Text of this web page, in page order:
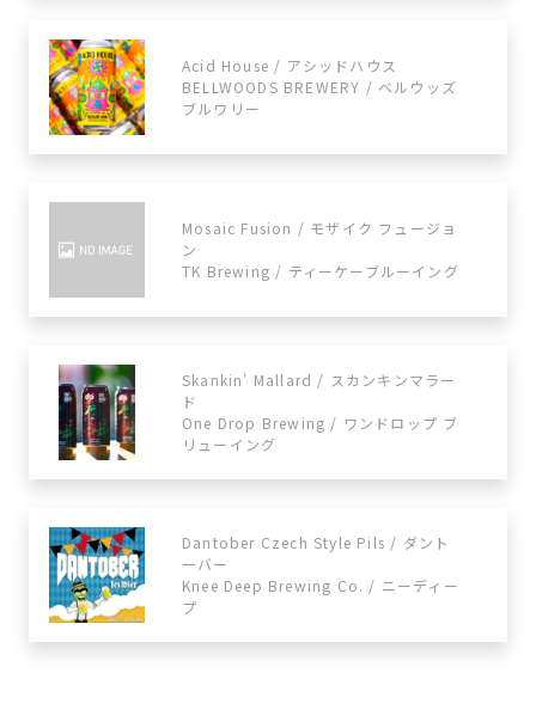
Acid House / アシッドハウス
BELLWOODS BREWERY / ベルウッズ
ブルワリー
Mosaic Fusion / モザイク フュージョ
ン
TK Brewing / ティーケーブルーイング
Skankin' Mallard / スカンキンマラー
ド
One Drop Brewing / ワンドロップ ブ
リューイング
Dantober Czech Style Pils / ダント
ーバー
Knee Deep Brewing Co. / ニーディー
プ